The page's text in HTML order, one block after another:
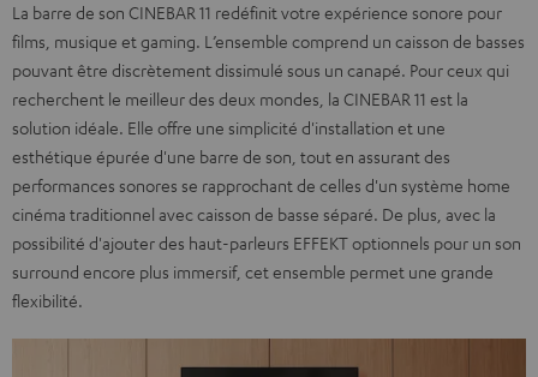
La barre de son CINEBAR 11 redéfinit votre expérience sonore pour
films, musique et gaming. L’ensemble comprend un caisson de basses
pouvant être discrètement dissimulé sous un canapé. Pour ceux qui
recherchent le meilleur des deux mondes, la CINEBAR 11 est la
solution idéale. Elle offre une simplicité d'installation et une
esthétique épurée d'une barre de son, tout en assurant des
performances sonores se rapprochant de celles d'un système home
cinéma traditionnel avec caisson de basse séparé. De plus, avec la
possibilité d'ajouter des haut-parleurs EFFEKT optionnels pour un son
surround encore plus immersif, cet ensemble permet une grande
flexibilité.